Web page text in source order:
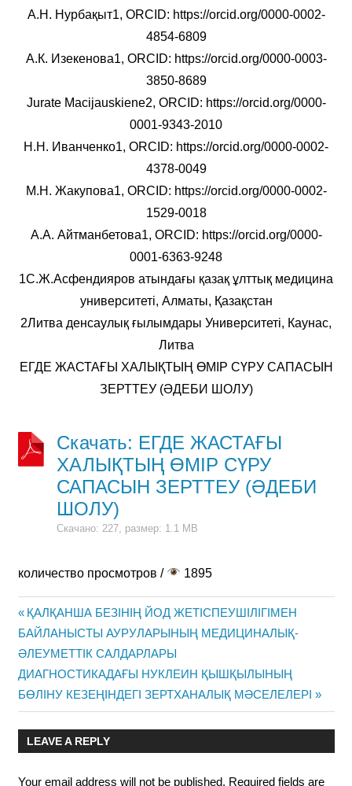
А.Н. Нурбақыт1, ORCID: https://orcid.org/0000-0002-
4854-6809
А.К. Изекенова1, ORCID: https://orcid.org/0000-0003-
3850-8689
Jurate Macijauskiene2, ORCID: https://orcid.org/0000-
0001-9343-2010
Н.Н. Иванченко1, ORCID: https://orcid.org/0000-0002-
4378-0049
М.Н. Жакупова1, ORCID: https://orcid.org/0000-0002-
1529-0018
А.А. Айтманбетова1, ORCID: https://orcid.org/0000-
0001-6363-9248
1С.Ж.Асфендияров атындағы қазақ ұлттық медицина
университеті, Алматы, Қазақстан
2Литва денсаулық ғылымдары Университеті, Каунас,
Литва
ЕГДЕ ЖАСТАҒЫ ХАЛЫҚТЫҢ ӨМІР СҮРУ САПАСЫН
ЗЕРТТЕУ (ӘДЕБИ ШОЛУ)
Скачать: ЕГДЕ ЖАСТАҒЫ
ХАЛЫҚТЫҢ ӨМІР СҮРУ
САПАСЫН ЗЕРТТЕУ (ӘДЕБИ
ШОЛУ)
Скачано: 227, размер: 1.1 MB
количество просмотров / 1895
Post
navigation
Previous
Post:
ҚАЛҚАНША БЕЗІНІҢ ЙОД ЖЕТІСПЕУШІЛІГІМЕН
БАЙЛАНЫСТЫ АУРУЛАРЫНЫҢ МЕДИЦИНАЛЫҚ-
ӘЛЕУМЕТТІК САЛДАРЛАРЫ
Next
Post:
ДИАГНОСТИКАДАҒЫ НУКЛЕИН ҚЫШҚЫЛЫНЫҢ
БӨЛІНУ КЕЗЕҢІНДЕГІ ЗЕРТХАНАЛЫҚ МӘСЕЛЕЛЕРІ
LEAVE A REPLY
Your email address will not be published. Required fields are